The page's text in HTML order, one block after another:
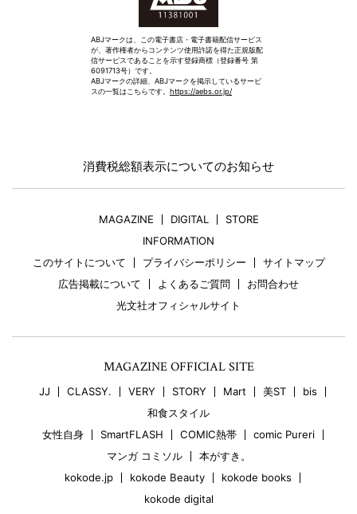
ABJマークは、この電子書店・電子書籍配信サービス
が、著作権者からコンテンツ使用許諾を得た正規版配
信サービスであることを示す登録商標（登録番号 第
6091713号）です。
ABJマークの詳細、ABJマークを掲示しているサービ
スの一覧はこちらです。 https://aebs.or.jp/
消費税総額表示についてのお知らせ
MAGAZINE DIGITAL
STORE
INFORMATION
このサイトについて
プライバシーポリシー
サイトマップ
広告掲載について
よくあるご質問
お問合わせ
光文社オフィシャルサイト
MAGAZINE OFFICIAL SITE
JJ CLASSY. VERY STORY Mart 美ST
bis
和食スタイル
女性自身
SmartFLASH COMIC熱帯
comic Pureri
マンガ コミソル
本がすき。
kokode.jp
kokode Beauty
kokode books
kokode digital